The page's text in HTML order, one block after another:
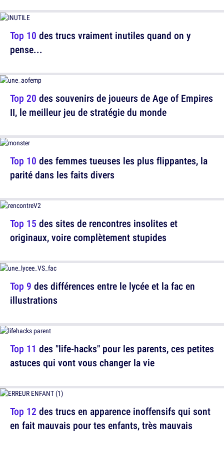
Top 20 des souvenirs de joueurs de Age of Empires
II, le meilleur jeu de stratégie du monde
Top 15 des sites de rencontres insolites et
originaux, voire complètement stupides
Top 11 des "life-hacks" pour les parents, ces petites
astuces qui vont vous changer la vie
Top 10 des trucs vraiment inutiles quand on y
pense...
Top 10 des femmes tueuses les plus flippantes, la
parité dans les faits divers
Top 9 des différences entre le lycée et la fac en
illustrations
Top 12 des trucs en apparence inoffensifs qui sont
en fait mauvais pour tes enfants, très mauvais